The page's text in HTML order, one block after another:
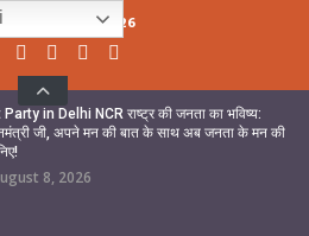
August 09, 2026
Party in Delhi NCR राष्ट्र की जनता का भविष्य:
जी, अपने मन की बात के साथ अब जनता के मन की
8, 2026